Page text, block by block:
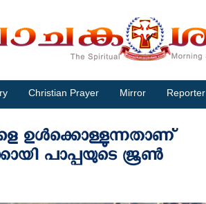
Christian Prayer Mirror Reporter
ഉൾക്കൊള്ളുന്നതാണ്
പാപ്പയുടെ ജൂണ്‍